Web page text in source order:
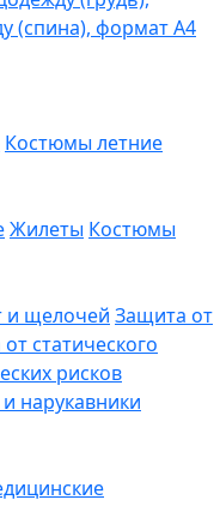
(спина), формат А4
Костюмы летние
Жилеты Костюмы
и щелочей Защита от
статического
рисков
нарукавники